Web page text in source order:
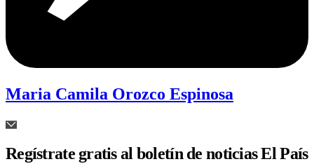
Maria Camila Orozco Espinosa
Regístrate gratis al boletín de noticias El País